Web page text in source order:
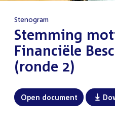
Stenogram
:Stemming
Financiële
(ronde 2)
Open document